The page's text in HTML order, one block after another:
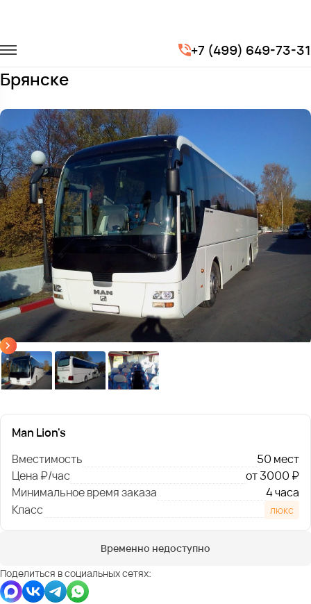
+7 (499) 649-73-31
Man Lion's
Заказать Man Lion's с водителем в
Брянске
Man Lion's
Вместимость
50 мест
Цена ₽/час
от 3000 ₽
Минимальное время заказа
4 часа
Класс
люкс
Временно недоступно
Поделиться в социальных сетях: